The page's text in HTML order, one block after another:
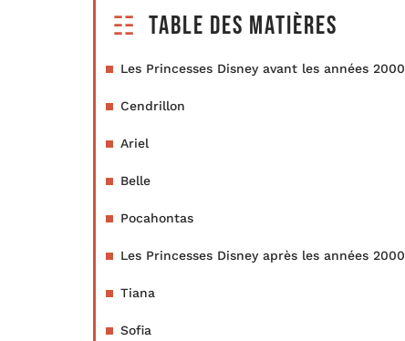
Table des matières
Les Princesses Disney avant les années 2000
Cendrillon
Ariel
Belle
Pocahontas
Les Princesses Disney après les années 2000
Tiana
Sofia